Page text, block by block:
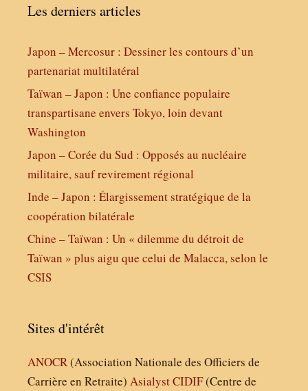
Les derniers articles
Japon – Mercosur : Dessiner les contours d’un
partenariat multilatéral
Taïwan – Japon : Une confiance populaire
transpartisane envers Tokyo, loin devant
Washington
Japon – Corée du Sud : Opposés au nucléaire
militaire, sauf revirement régional
Inde – Japon : Élargissement stratégique de la
coopération bilatérale
Chine – Taïwan : Un « dilemme du détroit de
Taïwan » plus aigu que celui de Malacca, selon le
CSIS
Sites d'intérêt
ANOCR(Association Nationale des Officiers de
Carrière en Retraite) AsialystCIDIF(Centre de